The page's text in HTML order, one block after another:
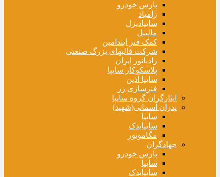
پارس خودرو
زامیاد
سایپادیزل
مالیبل
کمک فنر ایندامین
شرکت قالبهای بزرگ صنعتی
رادیاتور ایران
پلاسکوکار سایپا
سایپا آذین
فنرسازی زر
ایثارگران گروه سایپا
پدران آسمانی(شهید)
سایپا
سایپایدک
مگاموتور
جهادگران
پارس خودرو
سایپا
سایپایدک